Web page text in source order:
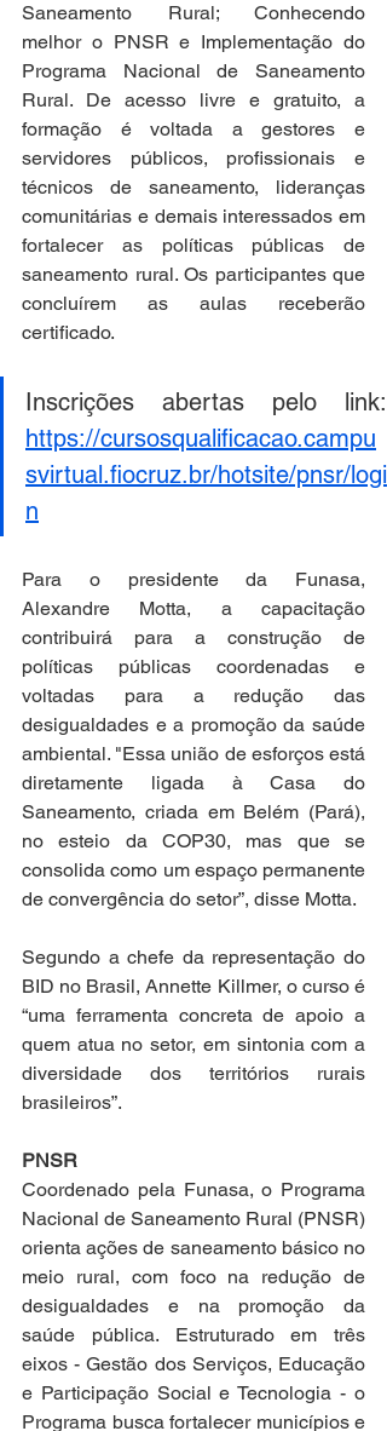
Saneamento Rural; Conhecendo
melhor o PNSR e Implementação do
Programa Nacional de Saneamento
Rural. De acesso livre e gratuito, a
formação é voltada a gestores e
servidores públicos, profissionais e
técnicos de saneamento, lideranças
comunitárias e demais interessados em
fortalecer as políticas públicas de
saneamento rural. Os participantes que
concluírem as aulas receberão
certificado.
https://cursosqualificacao.campu
svirtual.fiocruz.br/hotsite/pnsr/logi
n
Para o presidente da Funasa,
Alexandre Motta, a capacitação
contribuirá para a construção de
políticas públicas coordenadas e
voltadas para a redução das
desigualdades e a promoção da saúde
ambiental. "Essa união de esforços está
diretamente ligada à Casa do
Saneamento, criada em Belém (Pará),
no esteio da COP30, mas que se
consolida como um espaço permanente
de convergência do setor”, disse Motta.
Segundo a chefe da representação do
BID no Brasil, Annette Killmer, o curso é
“uma ferramenta concreta de apoio a
quem atua no setor, em sintonia com a
diversidade dos territórios rurais
brasileiros”.
PNSR
Coordenado pela Funasa, o Programa
Nacional de Saneamento Rural (PNSR)
orienta ações de saneamento básico no
meio rural, com foco na redução de
desigualdades e na promoção da
saúde pública. Estruturado em três
eixos - Gestão dos Serviços, Educação
e Participação Social e Tecnologia - o
Programa busca fortalecer municípios e